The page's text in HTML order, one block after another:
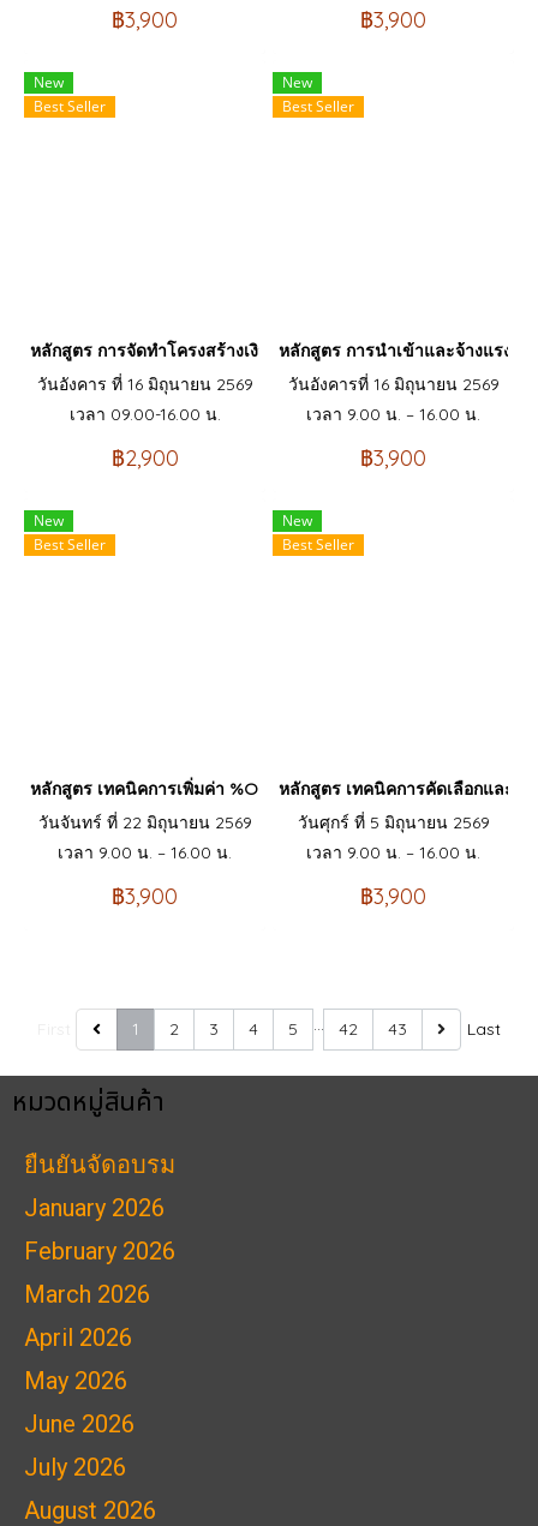
฿3,900 ฿3,900
New
Best Seller
หลักสูตร การจัดทำโครงสร้างเงินเดือน และการบริหารค่าตอบแทน
วันอังคาร ที่ 16 มิถุนายน 2569
เวลา 09.00-16.00 น.
฿2,900
New
Best Seller
หลักสูตร การนำเข้าและจ้างแรงง
วันอังคารที่ 16 มิถุนายน 2569
เวลา 9.00 น. – 16.00 น.
฿3,900
New
Best Seller
หลักสูตร เทคนิคการเพิ่มค่า %OEE และลด Loss time ในกระบวนการ
วันจันทร์ ที่ 22 มิถุนายน 2569
เวลา 9.00 น. – 16.00 น.
฿3,900
New
Best Seller
หลักสูตร เทคนิคการคัดเลือกและ
วันศุกร์ ที่ 5 มิถุนายน 2569
เวลา 9.00 น. – 16.00 น.
฿3,900
1 2 3 4 5 … 42 43 Last
หมวดหมู่สินค้า
ยืนยันจัดอบรม
January 2026
February 2026
March 2026
April 2026
May 2026
June 2026
July 2026
August 2026